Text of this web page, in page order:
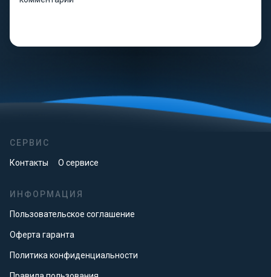
СЕРВИС
Контакты О сервисе
ИНФОРМАЦИЯ
Пользовательское соглашение
Оферта гаранта
Политика конфиденциальности